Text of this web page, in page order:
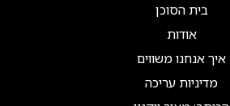
בית הסוכן
אודות
איך אנחנו משווים
מדיניות עריכה